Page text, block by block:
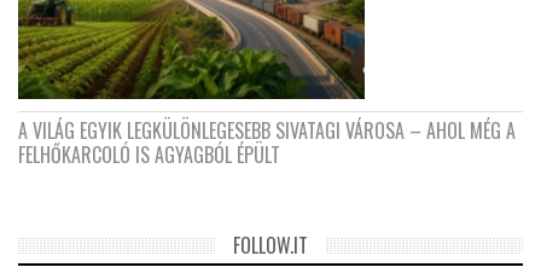
A VILÁG EGYIK LEGKÜLÖNLEGESEBB SIVATAGI VÁROSA – AHOL MÉG A
FELHŐKARCOLÓ IS AGYAGBÓL ÉPÜLT
FOLLOW.IT